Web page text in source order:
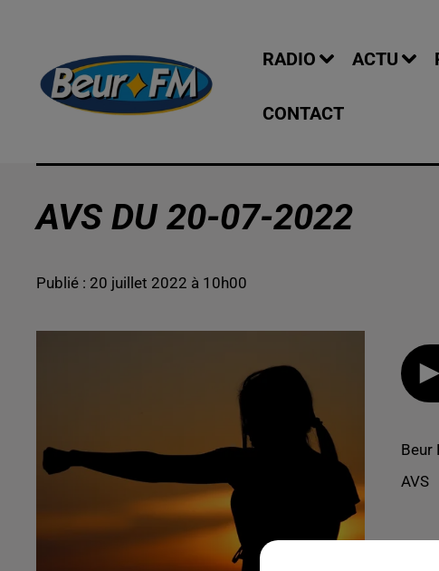
RADIO ACTU
CONTACT
AVS DU 20-07-2022
Publié : 20 juillet 2022 à 10h00
Beur
AVS